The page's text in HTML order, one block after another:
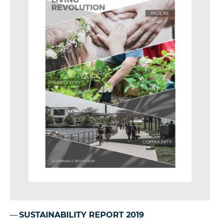
SUSTAINABILITY REPORT 2019